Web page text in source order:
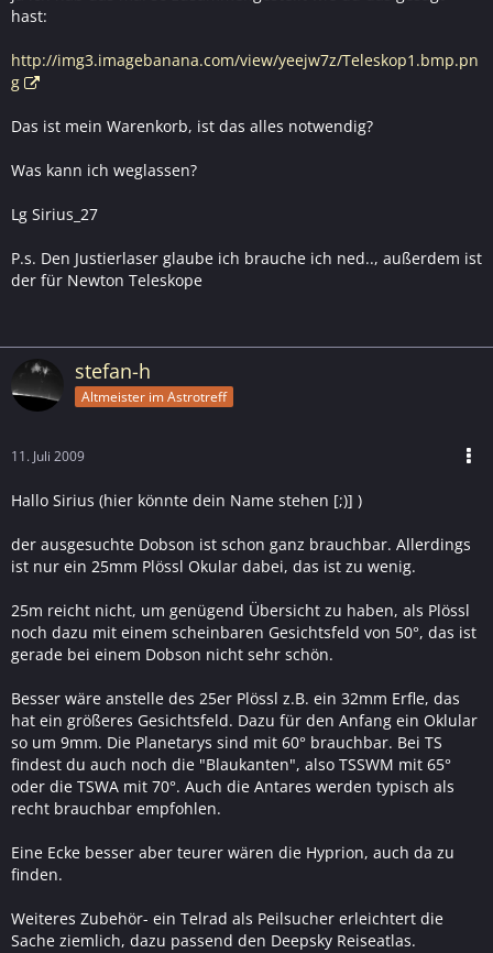
hast:
http://img3.imagebanana.com/view/yeejw7z/Teleskop1.bmp.pn
g
Das ist mein Warenkorb, ist das alles notwendig?
Was kann ich weglassen?
Lg Sirius_27
P.s. Den Justierlaser glaube ich brauche ich ned.., außerdem ist
der für Newton Teleskope
stefan-h
Altmeister im Astrotreff
11. Juli 2009
Hallo Sirius (hier könnte dein Name stehen [;)] )
der ausgesuchte Dobson ist schon ganz brauchbar. Allerdings
ist nur ein 25mm Plössl Okular dabei, das ist zu wenig.
25m reicht nicht, um genügend Übersicht zu haben, als Plössl
noch dazu mit einem scheinbaren Gesichtsfeld von 50°, das ist
gerade bei einem Dobson nicht sehr schön.
Besser wäre anstelle des 25er Plössl z.B. ein 32mm Erfle, das
hat ein größeres Gesichtsfeld. Dazu für den Anfang ein Oklular
so um 9mm. Die Planetarys sind mit 60° brauchbar. Bei TS
findest du auch noch die "Blaukanten", also TSSWM mit 65°
oder die TSWA mit 70°. Auch die Antares werden typisch als
recht brauchbar empfohlen.
Eine Ecke besser aber teurer wären die Hyprion, auch da zu
finden.
Weiteres Zubehör- ein Telrad als Peilsucher erleichtert die
Sache ziemlich, dazu passend den Deepsky Reiseatlas.